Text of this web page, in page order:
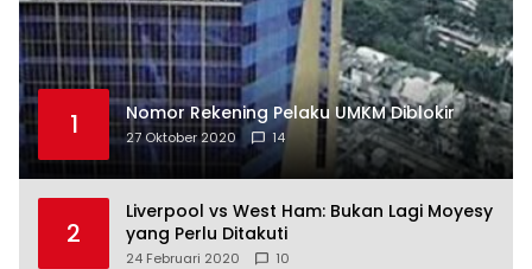
1 Nomor Rekening Pelaku UMKM Diblokir
27 Oktober 2020 14
2
Liverpool vs West Ham: Bukan Lagi Moyesy
yang Perlu Ditakuti
24 Februari 2020 10